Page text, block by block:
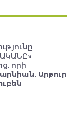
որի
Արթուր